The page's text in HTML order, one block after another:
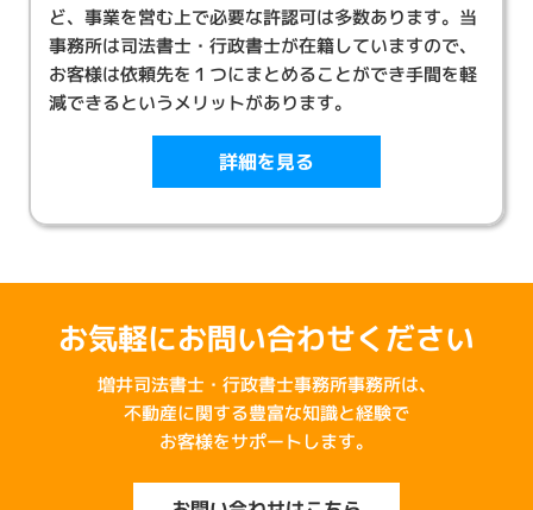
ど、事業を営む上で必要な許認可は多数あります。当
事務所は司法書士・行政書士が在籍していますので、
お客様は依頼先を１つにまとめることができ手間を軽
減できるというメリットがあります。
詳細を見る
お気軽にお問い合わせください
増井司法書士・行政書士事務所事務所は、
不動産に関する豊富な知識と経験で
お客様をサポートします。